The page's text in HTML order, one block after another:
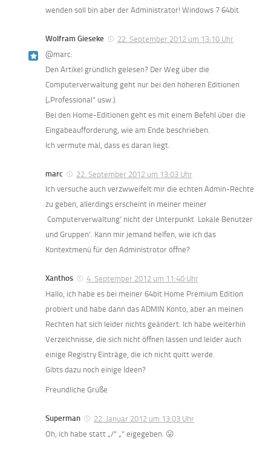
wenden soll bin aber der Administrator! Windows 7 64bit
Wolfram Gieseke
22. September 2012 um 13:10 Uhr
@marc:
Den Artikel gründlich gelesen? Der Weg über die
Computerverwaltung geht nur bei den höheren Editionen
(„Professional“ usw.).
Bei den Home-Editionen geht es mit einem Befehl über die
Eingabeaufforderung, wie am Ende beschrieben.
Ich vermute mal, dass es daran liegt.
marc
22. September 2012 um 13:03 Uhr
Ich versuche auch verzwweifelt mir die echten Admin-Rechte
zu geben, allerdings erscheint in meiner meiner
‚Computerverwaltung‘ nicht der Unterpunkt ‚Lokale Benutzer
und Gruppen‘. Kann mir jemand helfen, wie ich das
Kontextmenü für den Administrotor öffne?
Xanthos
4. September 2012 um 11:40 Uhr
Hallo, ich habe es bei meiner 64bit Home Premium Edition
probiert und habe dann das ADMIN Konto, aber an meinen
Rechten hat sich leider nichts geändert. Ich habe weiterhin
Verzeichnisse, die sich nicht öffnen lassen und leider auch
einige Registry Einträge, die ich nicht quitt werde.
Gibts dazu noch einige Ideen?
Freundliche Grüße
Superman
22. Januar 2012 um 13:03 Uhr
Oh, ich habe statt „/“ „“ eigegeben. 😛